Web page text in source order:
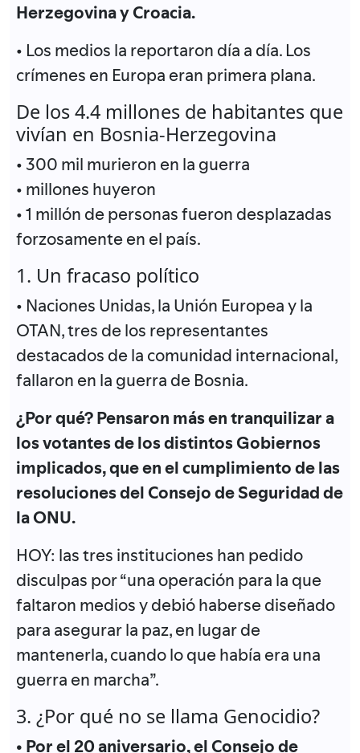
Herzegovina y Croacia.
• Los medios la reportaron día a día. Los
crímenes en Europa eran primera plana.
De los 4.4 millones de habitantes que
vivían en Bosnia-Herzegovina
• 300 mil murieron en la guerra
• millones huyeron
• 1 millón de personas fueron desplazadas
forzosamente en el país.
1. Un fracaso político
• Naciones Unidas, la Unión Europea y la
OTAN, tres de los representantes
destacados de la comunidad internacional,
fallaron en la guerra de Bosnia.
¿Por qué? Pensaron más en tranquilizar a
los votantes de los distintos Gobiernos
implicados, que en el cumplimiento de las
resoluciones del Consejo de Seguridad de
la ONU.
HOY: las tres instituciones han pedido
disculpas por “una operación para la que
faltaron medios y debió haberse diseñado
para asegurar la paz, en lugar de
mantenerla, cuando lo que había era una
guerra en marcha”.
3. ¿Por qué no se llama Genocidio?
• Por el 20 aniversario, el Consejo de